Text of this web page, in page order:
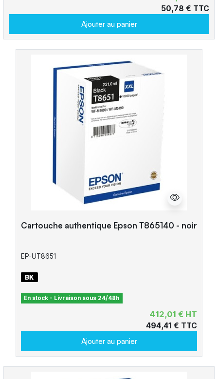
50,78 € TTC
Ajouter au panier
Cartouche authentique Epson T865140 - noir
EP-UT8651
En stock - Livraison sous 24/48h
412,01 € HT
494,41 € TTC
Ajouter au panier